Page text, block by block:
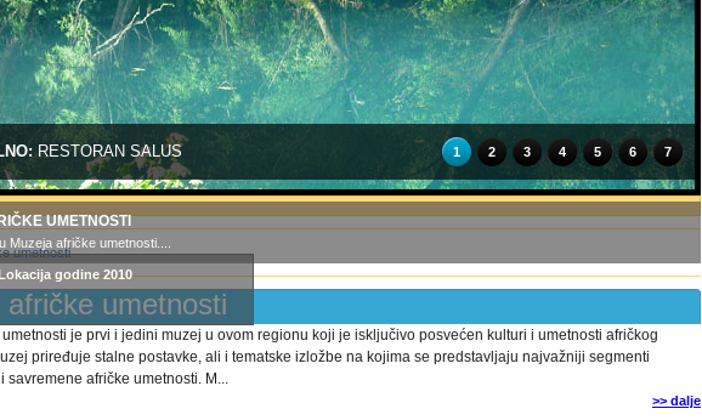
RESTORAN SALUS 1 2 3 4 5 6 7
godine 2010
UMETNOSTI
Muzeja afričke umetnosti....
afričke umetnosti
umetnosti je prvi i jedini muzej u ovom regionu koji je isključivo posvećen kulturi i umetnosti afričkog
priređuje stalne postavke, ali i tematske izložbe na kojima se predstavljaju najvažniji segmenti
savremene afričke umetnosti. M...
>> dalje